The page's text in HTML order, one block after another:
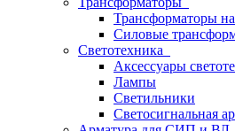
Трансформаторы
Силовые
Светотехника
Аксессуары
Лампы
Светильники
Светосигнальная